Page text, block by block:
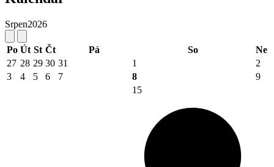
Srpen2026
Po Út St Čt Pá So
Ne
27 28 29 30 31 1
2
3
4 5 6 7 8 9
15